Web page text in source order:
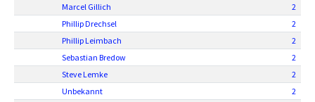
Marcel Gillich
2
Phillip Drechsel
2
Phillip Leimbach
2
Sebastian Bredow
2
Steve Lemke
2
Unbekannt
2